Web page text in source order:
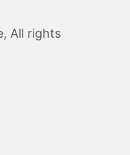
All rights